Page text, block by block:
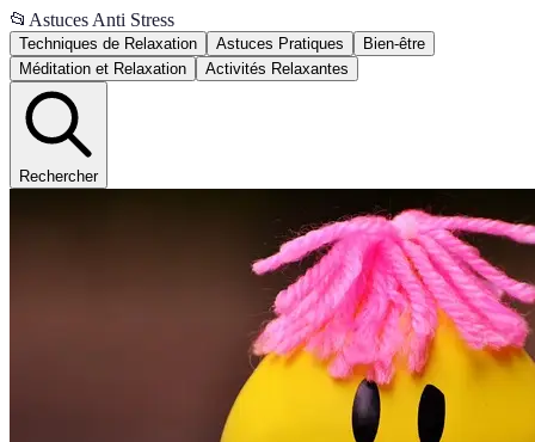
📂 Astuces Anti Stress
Techniques de Relaxation Astuces Pratiques
Bien-être
Méditation et Relaxation
Activités Relaxantes
Rechercher